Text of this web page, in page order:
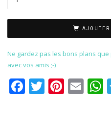
Ne gardez pas les bons plans
avec vos amis ;-)
Facebook
Twitter